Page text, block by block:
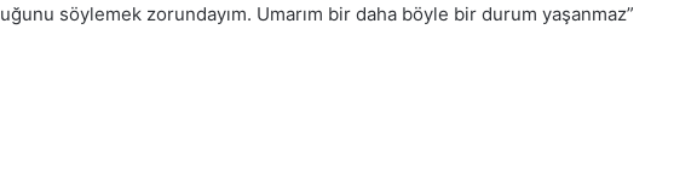
söylemek zorundayım. Umarım bir daha böyle bir durum yaşanmaz”